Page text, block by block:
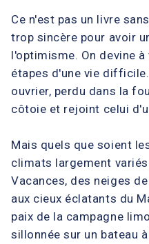
Ce n'est pas un livre
trop sincère pour avoir
l'optimisme. On devine
étapes d'une vie
ouvrier, perdu dans la
côtoie et rejoint celui
Mais quels que soient
climats largement
Vacances, des neiges
aux cieux éclatants du
paix de la campagne
sillonnée sur un bateau